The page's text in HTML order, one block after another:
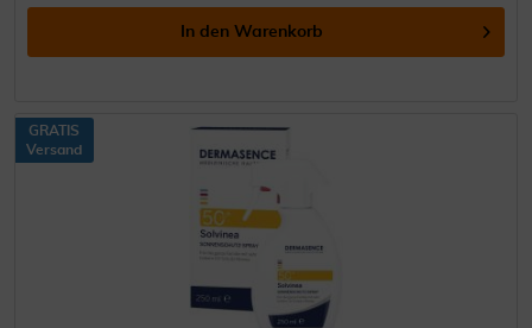
In den Warenkorb
GRATIS
Versand